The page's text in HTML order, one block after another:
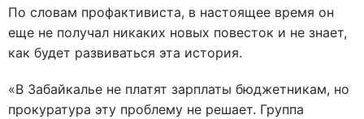
По словам профактивиста, в настоящее время он
еще не получал никаких новых повесток и не знает,
как будет развиваться эта история.
«В Забайкалье не платят зарплаты бюджетникам, но
прокуратура эту проблему не решает. Группа